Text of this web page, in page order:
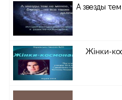
А звезды
Жінки-